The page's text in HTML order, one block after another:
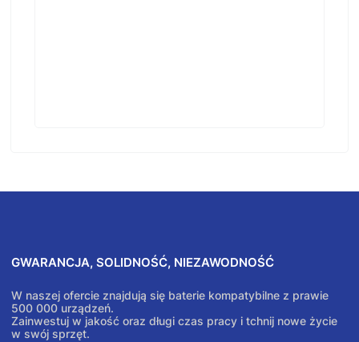
GWARANCJA, SOLIDNOŚĆ, NIEZAWODNOŚĆ
W naszej ofercie znajdują się baterie kompatybilne z prawie
500 000 urządzeń.
Zainwestuj w jakość oraz długi czas pracy i tchnij nowe życie
w swój sprzęt.